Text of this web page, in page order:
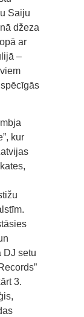
Saiju
džeza
ar
–
kur
DJ setu
3.